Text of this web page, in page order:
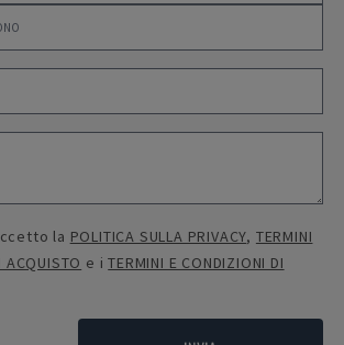
la POLITICA SULLA PRIVACY, TERMINI
ACQUISTO e iTERMINI E CONDIZIONI DI